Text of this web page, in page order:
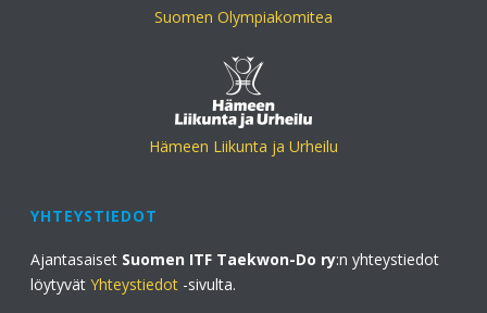
Suomen Olympiakomitea
Hämeen Liikunta ja Urheilu
YHTEYSTIEDOT
Ajantasaiset Suomen ITF Taekwon-Do ry:n yhteystiedot
löytyvätYhteystiedot -sivulta.